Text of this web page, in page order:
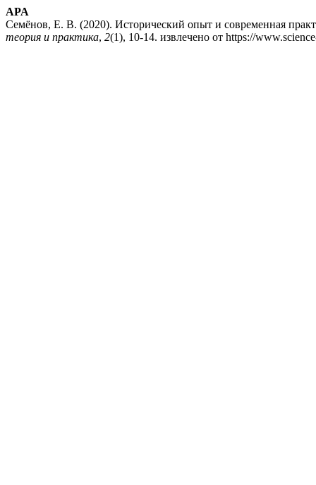
APA
Семёнов, Е. В. (2020). Исторический опыт и современная
теория и практика, 2(1), 10-14. извлечено от https://